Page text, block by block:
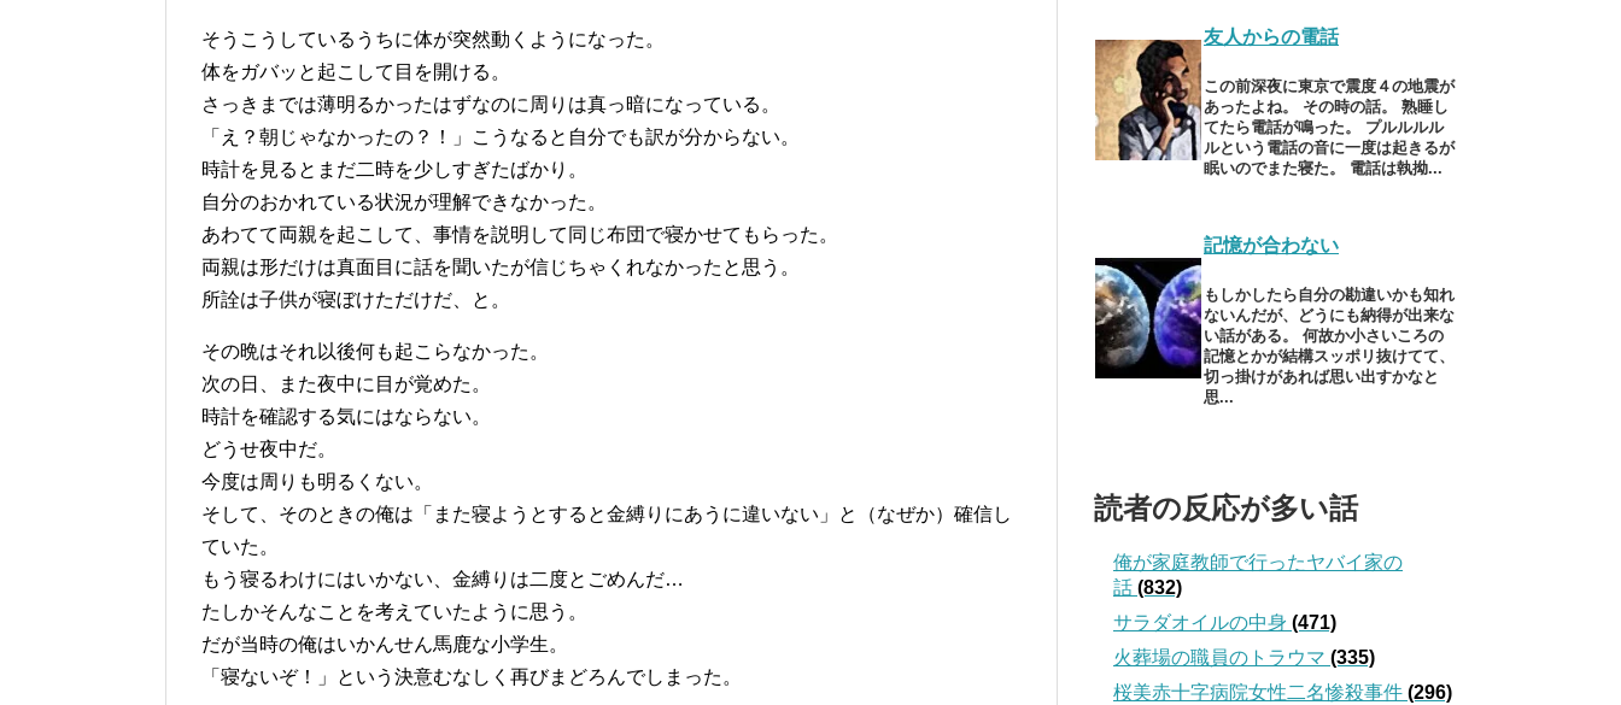
そうこうしているうちに体が突然動くようになった。
体をガバッと起こして目を開ける。
さっきまでは薄明るかったはずなのに周りは真っ暗になっている。
「え？朝じゃなかったの？！」こうなると自分でも訳が分からない。
時計を見るとまだ二時を少しすぎたばかり。
自分のおかれている状況が理解できなかった。
あわてて両親を起こして、事情を説明して同じ布団で寝かせてもらった。
両親は形だけは真面目に話を聞いたが信じちゃくれなかったと思う。
所詮は子供が寝ぼけただけだ、と。
その晩はそれ以後何も起こらなかった。
次の日、また夜中に目が覚めた。
時計を確認する気にはならない。
どうせ夜中だ。
今度は周りも明るくない。
そして、そのときの俺は「また寝ようとすると金縛りにあうに違いない」と（なぜか）確信し
ていた。
もう寝るわけにはいかない、金縛りは二度とごめんだ…
たしかそんなことを考えていたように思う。
だが当時の俺はいかんせん馬鹿な小学生。
「寝ないぞ！」という決意むなしく再びまどろんでしまった。
友人からの電話
この前深夜に東京で震度４の地震が
あったよね。 その時の話。 熟睡し
てたら電話が鳴った。 プルルルル
ルという電話の音に一度は起きるが
眠いのでまた寝た。 電話は執拗...
記憶が合わない
もしかしたら自分の勘違いかも知れ
ないんだが、どうにも納得が出来な
い話がある。 何故か小さいころの
記憶とかが結構スッポリ抜けてて、
切っ掛けがあれば思い出すかなと
思...
読者の反応が多い話
俺が家庭教師で行ったヤバイ家の
話 (832)
サラダオイルの中身 (471)
火葬場の職員のトラウマ (335)
桜美赤十字病院女性二名惨殺事件 (296)